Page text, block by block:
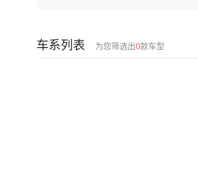
车系列表 为您筛选出0款车型